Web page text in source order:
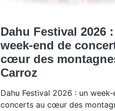
Dahu Festival 2026
week-end de
cœur des
Carroz
Dahu Festival 2026 : un
concerts au cœur des